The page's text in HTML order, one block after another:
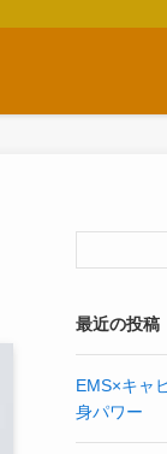
最近の投稿
EMS×キャ
身パワー